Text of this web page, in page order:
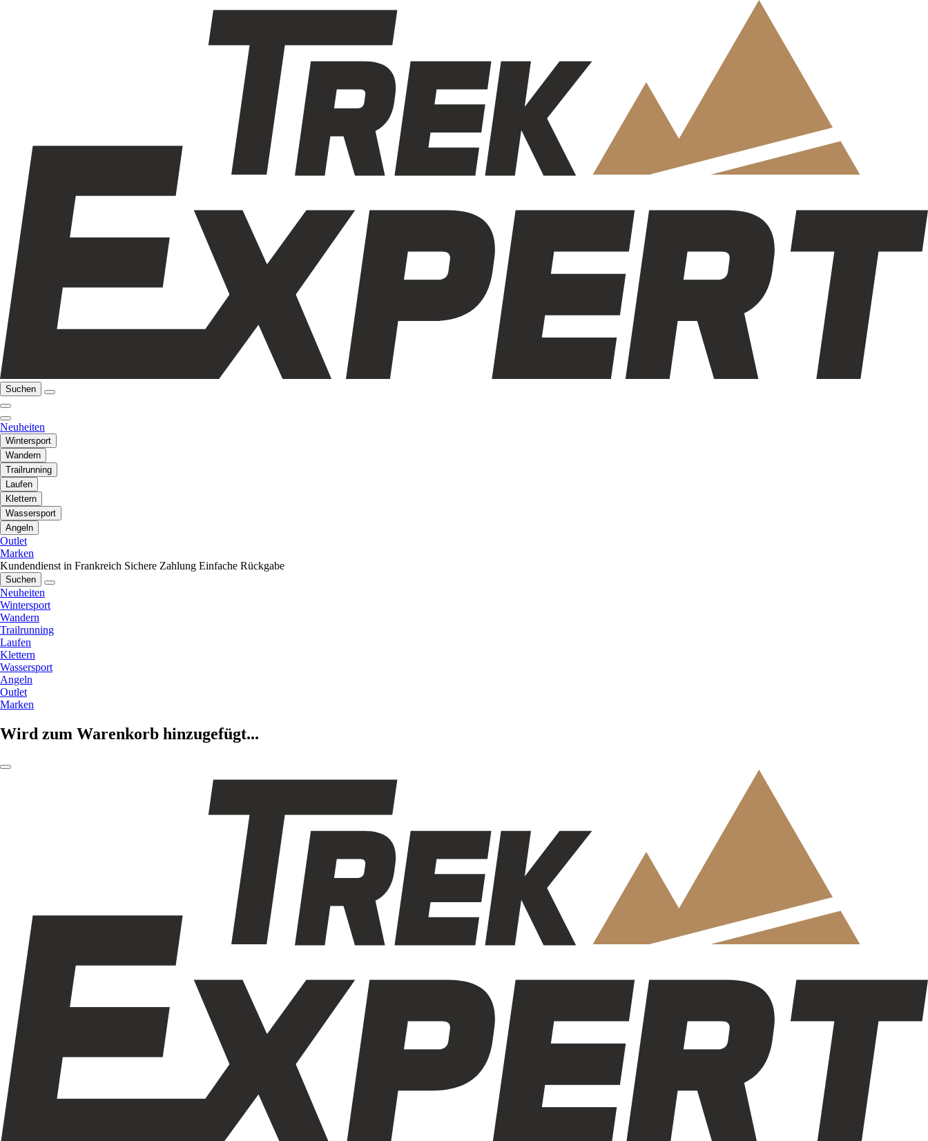
Suchen
Neuheiten
Wintersport
Wandern
Trailrunning
Laufen
Klettern
Wassersport
Angeln
Outlet
Marken
Kundendienst in Frankreich Sichere Zahlung Einfache Rückgabe
Suchen
Neuheiten
Wintersport
Wandern
Trailrunning
Laufen
Klettern
Wassersport
Angeln
Outlet
Marken
Wird zum Warenkorb hinzugefügt...